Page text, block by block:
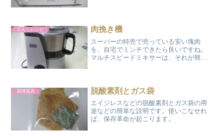
ど前に、私の誕生日プレ...
わんこレシピ 肉挽き機
スーパーの特売で売っている安い塊肉
を、自宅でミンチできたら良いですね。
マルチスピードミキサーは、それが簡単
調理器具 脱酸素剤とガス袋
エイジレスなどの脱酸素剤とガス袋の用
途などの簡単な説明です。使いこなせれ
ば、保存革命が起こります。